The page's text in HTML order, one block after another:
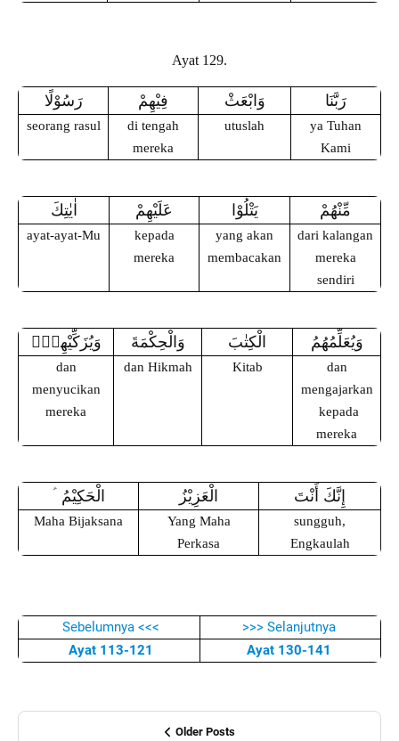
Ayat 129.
رَسُوْلًا فِيْهِمْ وَابْعَثْ رَبَّنَا
seorang rasul
di tengah
mereka
utuslah
ya Tuhan
Kami
اٰيٰتِكَ عَلَيْهِمْ يَتْلُوْا مِّنْهُمْ
ayat-ayat-Mu
kepada
mereka
yang akan
membacakan
dari kalangan
mereka
sendiri
وَيُزَكِّيْهِمْۗ وَالْحِكْمَةَ الْكِتٰبَ وَيُعَلِّمُهُمُ
dan
menyucikan
mereka
dan Hikmah Kitab
dan
mengajarkan
kepada
mereka
الْحَكِيْمُ الْعَزِيْزُ إِنَّكَ أَنْتَ
Maha Bijaksana
Yang Maha
Perkasa
sungguh,
Engkaulah
Sebelumnya <<<
>>> Selanjutnya
Ayat 113-121
Ayat 130-141
Older Posts